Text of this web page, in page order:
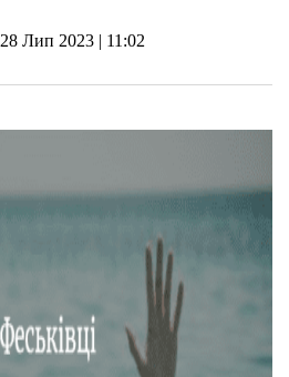
28 Лип 2023 | 11:02